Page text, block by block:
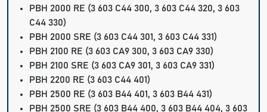
PBH 2000 RE (3 603 C44 300, 3 603 C44 320, 3 603
C44 330)
PBH 2000 SRE (3 603 C44 301, 3 603 C44 331)
PBH 2100 RE (3 603 CA9 300, 3 603 CA9 330)
PBH 2100 SRE (3 603 CA9 301, 3 603 CA9 331)
PBH 2200 RE (3 603 C44 401)
PBH 2500 RE (3 603 B44 401, 3 603 B44 431)
PBH 2500 SRE (3 603 B44 400,3 603 B44 404, 3 603